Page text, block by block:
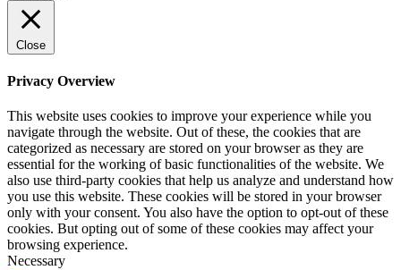
Close
Privacy Overview
This website uses cookies to improve your experience while you
navigate through the website. Out of these, the cookies that are
categorized as necessary are stored on your browser as they are
essential for the working of basic functionalities of the website. We
also use third-party cookies that help us analyze and understand how
you use this website. These cookies will be stored in your browser
only with your consent. You also have the option to opt-out of these
cookies. But opting out of some of these cookies may affect your
browsing experience.
Necessary